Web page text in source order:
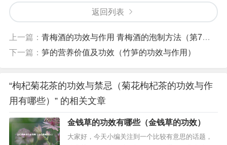
返回列表
上一篇： 青梅酒的功效与作用 青梅酒的泡制方法（第7味原浆青梅酒为什么对养身效果很好呢?）
下一篇： 笋的营养价值及功效（竹笋的功效与作用）
“枸杞菊花茶的功效与禁忌（菊花枸杞茶的功效与作
用有哪些）” 的相关文章
金钱草的功效有哪些（金钱草的功效）
大家好，今天小编关注到一个比较有意思的话题，